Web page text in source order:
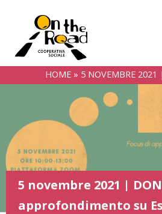
HOME » 5 NOVEMBRE
APPROFONDIMENTO SU
5 novembre 2021 |
approfondimento su